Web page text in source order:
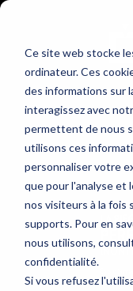
Ce site web stocke
ordinateur. Ces
des informations sur
interagissez avec
permettent de nous
utilisons ces
personnaliser votre
que pour l'analyse et
nos visiteurs à la fois
supports. Pour en
nous utilisons,
confidentialité.
Si vous refusez